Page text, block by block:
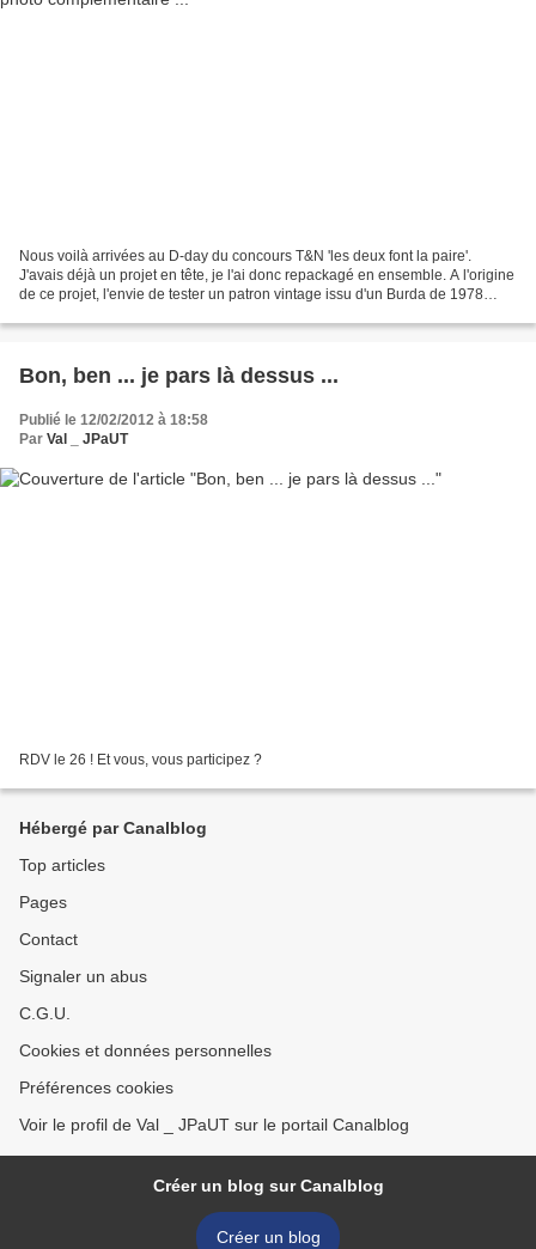
Nous voilà arrivées au D-day du concours T&N 'les deux font la paire'.
J'avais déjà un projet en tête, je l'ai donc repackagé en ensemble. A l'origine
de ce projet, l'envie de tester un patron vintage issu d'un Burda de 1978
Bon, ben ... je pars là dessus ...
Publié le 12/02/2012 à 18:58
Par Val _ JPaUT
RDV le 26 ! Et vous, vous participez ?
Hébergé par Canalblog
Top articles
Pages
Contact
Signaler un abus
C.G.U.
Cookies et données personnelles
Préférences cookies
Voir le profil de Val _ JPaUT sur le portail Canalblog
Créer un blog sur Canalblog
Créer un blog